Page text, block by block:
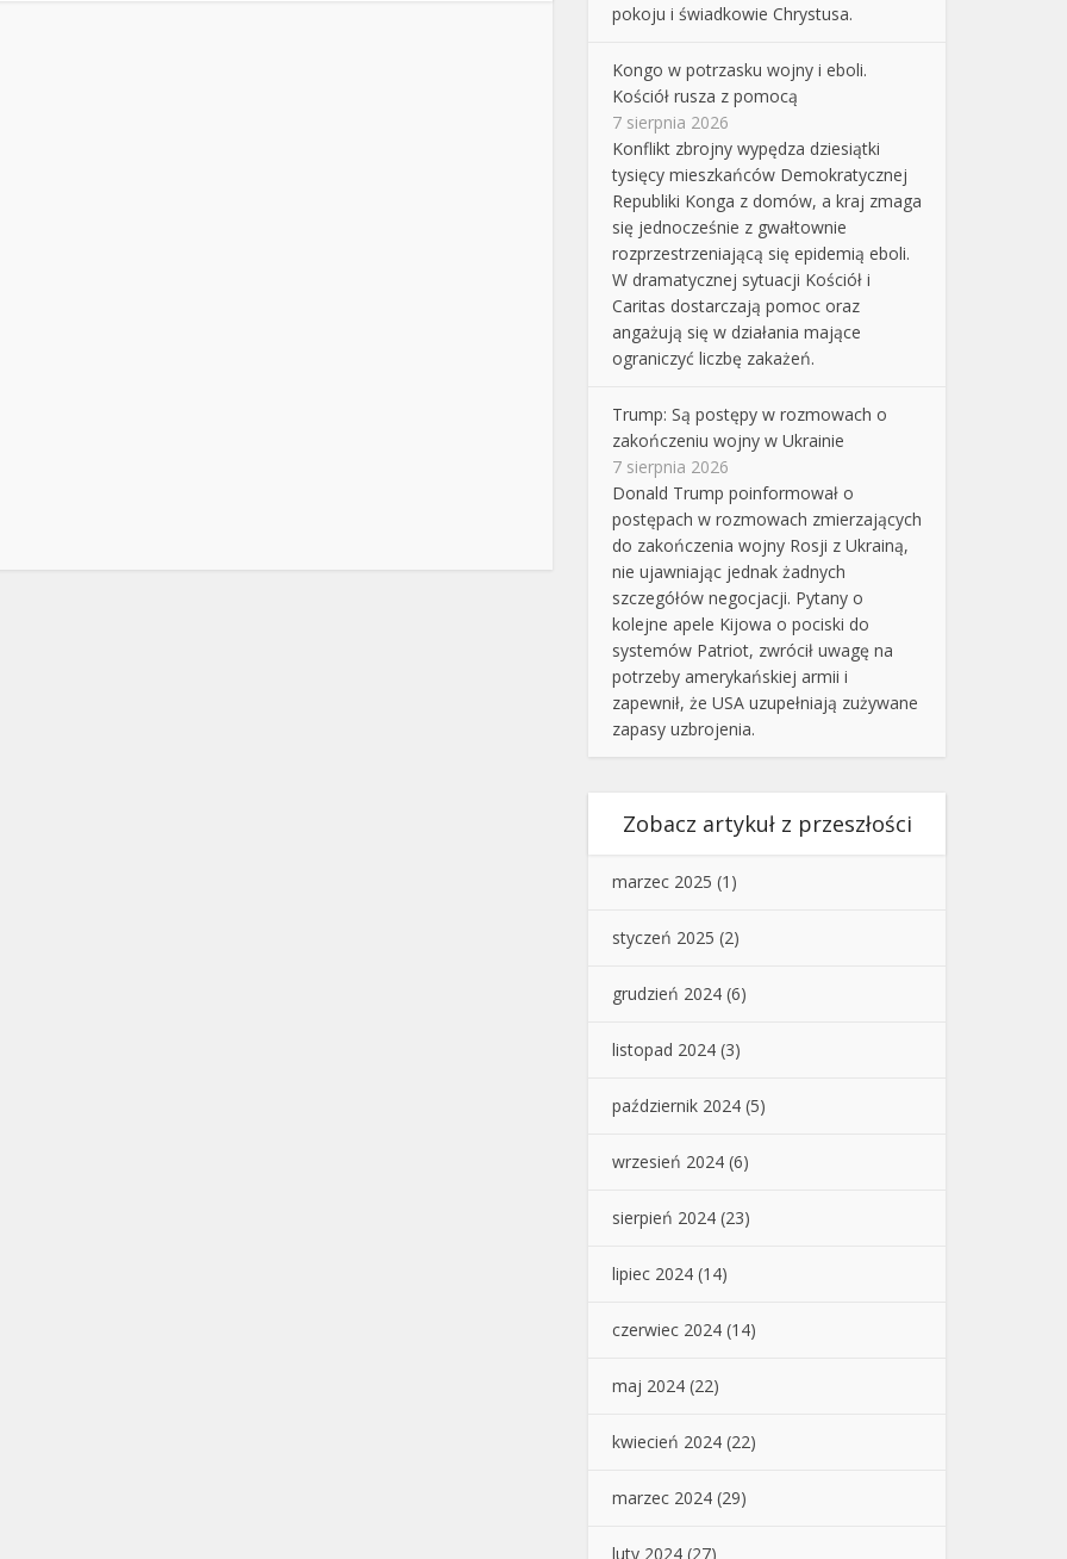
pokoju i świadkowie Chrystusa.
Kongo w potrzasku wojny i eboli.
Kościół rusza z pomocą
7 sierpnia 2026
Konflikt zbrojny wypędza dziesiątki
tysięcy mieszkańców Demokratycznej
Republiki Konga z domów, a kraj zmaga
się jednocześnie z gwałtownie
rozprzestrzeniającą się epidemią eboli.
W dramatycznej sytuacji Kościół i
Caritas dostarczają pomoc oraz
angażują się w działania mające
ograniczyć liczbę zakażeń.
Trump: Są postępy w rozmowach o
zakończeniu wojny w Ukrainie
7 sierpnia 2026
Donald Trump poinformował o
postępach w rozmowach zmierzających
do zakończenia wojny Rosji z Ukrainą,
nie ujawniając jednak żadnych
szczegółów negocjacji. Pytany o
kolejne apele Kijowa o pociski do
systemów Patriot, zwrócił uwagę na
potrzeby amerykańskiej armii i
zapewnił, że USA uzupełniają zużywane
zapasy uzbrojenia.
Zobacz artykuł z przeszłości
marzec 2025 (1)
styczeń 2025 (2)
grudzień 2024 (6)
listopad 2024 (3)
październik 2024 (5)
wrzesień 2024 (6)
sierpień 2024 (23)
lipiec 2024 (14)
czerwiec 2024 (14)
maj 2024 (22)
kwiecień 2024 (22)
marzec 2024 (29)
luty 2024 (27)